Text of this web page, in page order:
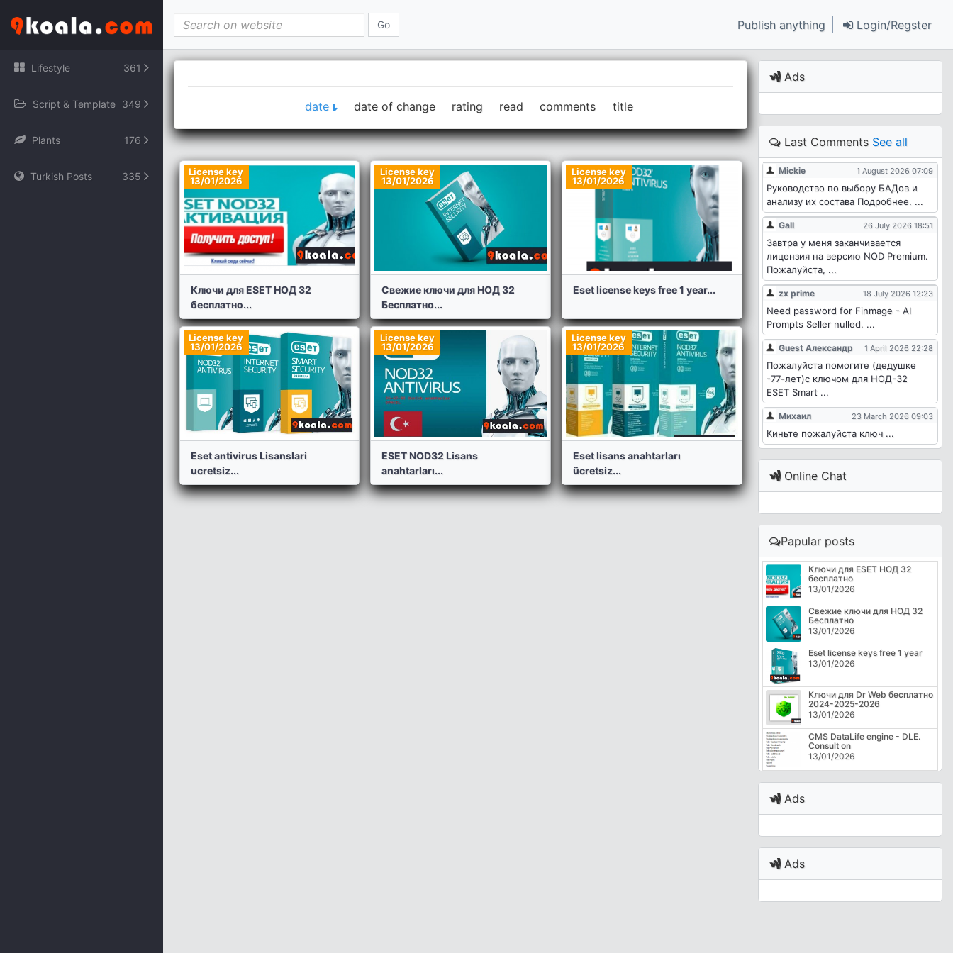
Publish anything Login/Regster
Lifestyle 361
Script & Template 349
Plants 176
Turkish Posts 335
date date of change rating read comments title
License key
13/01/2026
Ключи для ESET НОД 32
бесплатно...
License key
13/01/2026
Свежие ключи для НОД 32
Бесплатно...
License key
13/01/2026
Eset license keys free 1 year...
License key
13/01/2026
Eset antivirus Lisanslari
ucretsiz...
License key
13/01/2026
ESET NOD32 Lisans
anahtarları...
License key
13/01/2026
Eset lisans anahtarları
ücretsiz...
Ads
Last Comments See all
1 August 2026 07:09
Mickie
Руководство по выбору БАДов и
анализу их состава Подробнее. ...
26 July 2026 18:51
Gall
Завтра у меня заканчивается
лицензия на версию NOD Premium.
Пожалуйста, ...
18 July 2026 12:23
zx prime
Need password for Finmage - AI
Prompts Seller nulled. ...
1 April 2026 22:28
Guest Александр
Пожалуйста помогите (дедушке
-77-лет)с ключом для НОД-32
ESET Smart ...
23 March 2026 09:03
Михаил
Киньте пожалуйста ключ ...
Online Chat
Papular posts
Ключи для ESET НОД 32
бесплатно
13/01/2026
Свежие ключи для НОД 32
Бесплатно
13/01/2026
Eset license keys free 1 year
13/01/2026
Ключи для Dr Web бесплатно
2024-2025-2026
13/01/2026
CMS DataLife engine - DLE.
Consult on
13/01/2026
Ads
Ads